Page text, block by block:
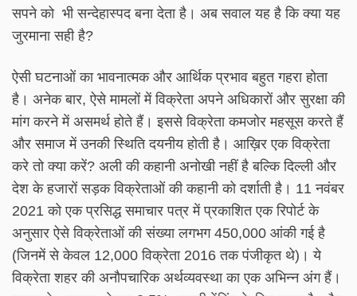
सपने को भी सन्देहास्पद बना देता है। अब सवाल यह है कि क्या यह
जुरमाना सही है?
ऐसी घटनाओं का भावनात्मक और आर्थिक प्रभाव बहुत गहरा होता
है। अनेक बार, ऐसे मामलों में विक्रेता अपने अधिकारों और सुरक्षा की
मांग करने में असमर्थ होते हैं। इससे विक्रेता कमजोर महसूस करते हैं
और समाज में उनकी स्थिति दयनीय होती है। आख़िर एक विक्रेता
करे तो क्या करें? अली की कहानी अनोखी नहीं है बल्कि दिल्ली और
देश के हजारों सड़क विक्रेताओं की कहानी को दर्शाती है। 11 नवंबर
2021 को एक प्रसिद्ध समाचार पत्र में प्रकाशित एक रिपोर्ट के
अनुसार ऐसे विक्रेताओं की संख्या लगभग 450,000 आंकी गई है
(जिनमें से केवल 12,000 विक्रेता 2016 तक पंजीकृत थे)। ये
विक्रेता शहर की अनौपचारिक अर्थव्यवस्था का एक अभिन्न अंग हैं।